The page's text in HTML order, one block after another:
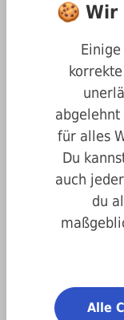
Kopf und
Edelstahl
🍪 Wir
für alles
Du
auch
du
Alle